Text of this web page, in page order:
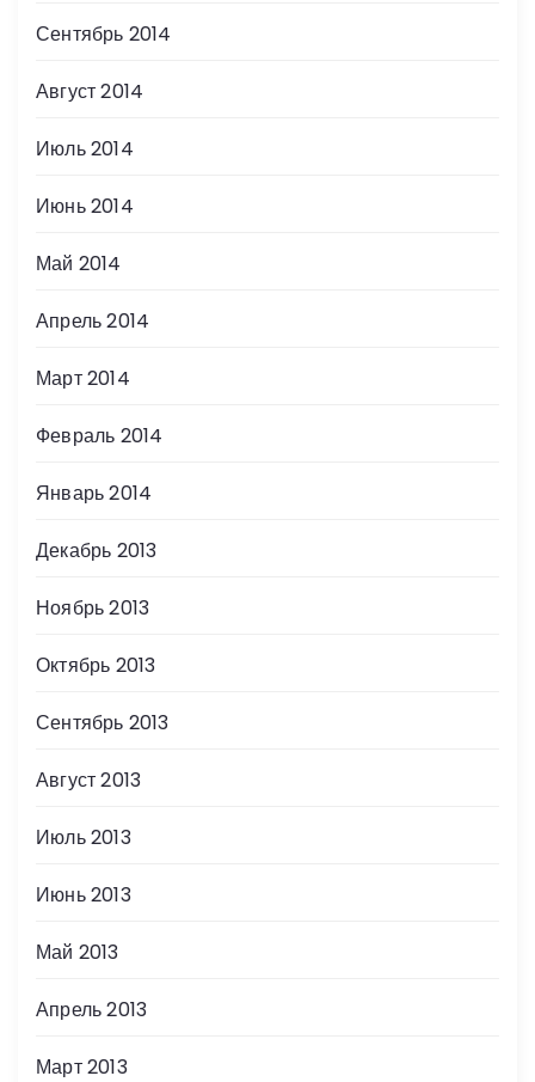
Сентябрь 2014
Август 2014
Июль 2014
Июнь 2014
Май 2014
Апрель 2014
Март 2014
Февраль 2014
Январь 2014
Декабрь 2013
Ноябрь 2013
Октябрь 2013
Сентябрь 2013
Август 2013
Июль 2013
Июнь 2013
Май 2013
Апрель 2013
Март 2013